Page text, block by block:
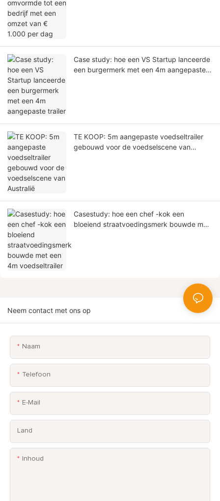
Case study: hoe een VS Startup lanceerde
een burgermerk met een 4m aangepaste
TE KOOP: 5m aangepaste voedseltrailer
gebouwd voor de voedselscene van
Casestudy: hoe een chef -kok een
bloeiend straatvoedingsmerk bouwde met
Neem contact met ons op
Naam
Telefoon
E-Mail
Land
Inhoud